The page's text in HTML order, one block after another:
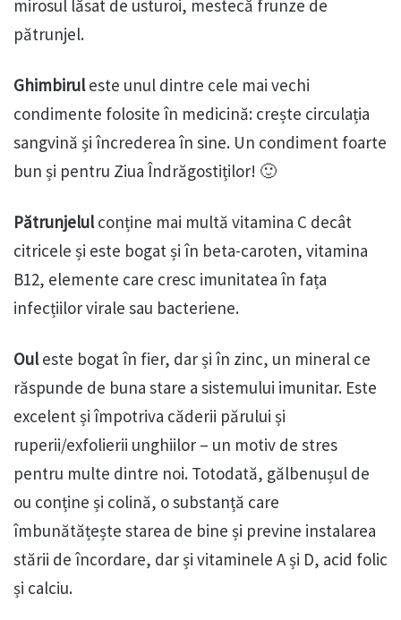
mirosul lăsat de usturoi, mestecă frunze de
pătrunjel.
Ghimbiruleste unul dintre cele mai vechi
condimente folosite în medicină: crește circulația
sangvină și încrederea în sine. Un condiment foarte
bun și pentru Ziua Îndrăgostiților! 🙂
Pătrunjelulconține mai multă vitamina C decât
citricele și este bogat și în beta-caroten, vitamina
B12, elemente care cresc imunitatea în fața
infecțiilor virale sau bacteriene.
Ouleste bogat în fier, dar și în zinc, un mineral ce
răspunde de buna stare a sistemului imunitar. Este
excelent și împotriva căderii părului și
ruperii/exfolierii unghiilor – un motiv de stres
pentru multe dintre noi. Totodată, gălbenușul de
ou conține și colină, o substanță care
îmbunătățește starea de bine și previne instalarea
stării de încordare, dar și vitaminele A și D, acid folic
și calciu.